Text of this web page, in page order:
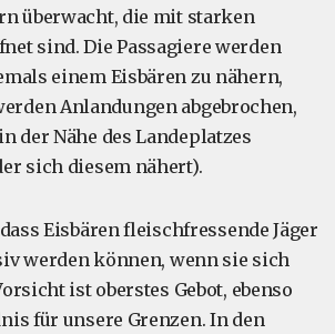
überwacht, die mit starken
sind. Die Passagiere werden
einem Eisbären zu nähern,
Anlandungen abgebrochen,
der Nähe des Landeplatzes
sich diesem nähert).
Eisbären fleischfressende Jäger
werden können, wenn sie sich
ist oberstes Gebot, ebenso
für unsere Grenzen. In den